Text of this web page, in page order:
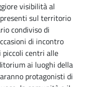
visibilità al
sul territorio
condiviso di
di incontro
piccoli centri alle
ai luoghi della
protagonisti di